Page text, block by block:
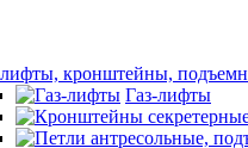
лифты, кронштейны,
Газ-лифты